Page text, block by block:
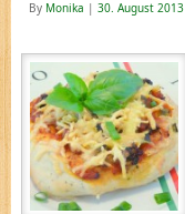
By Monika | 30. August 2013